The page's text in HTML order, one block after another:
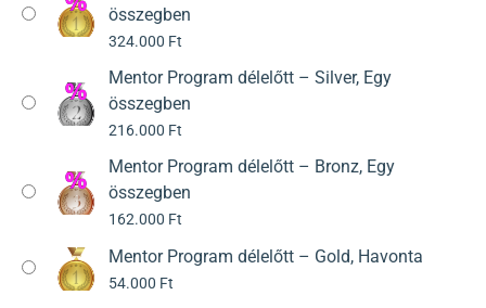
összegben
324.000 Ft
Mentor Program délelőtt – Silver, Egy
összegben
216.000 Ft
Mentor Program délelőtt – Bronz, Egy
összegben
162.000 Ft
Mentor Program délelőtt – Gold, Havonta
54.000 Ft